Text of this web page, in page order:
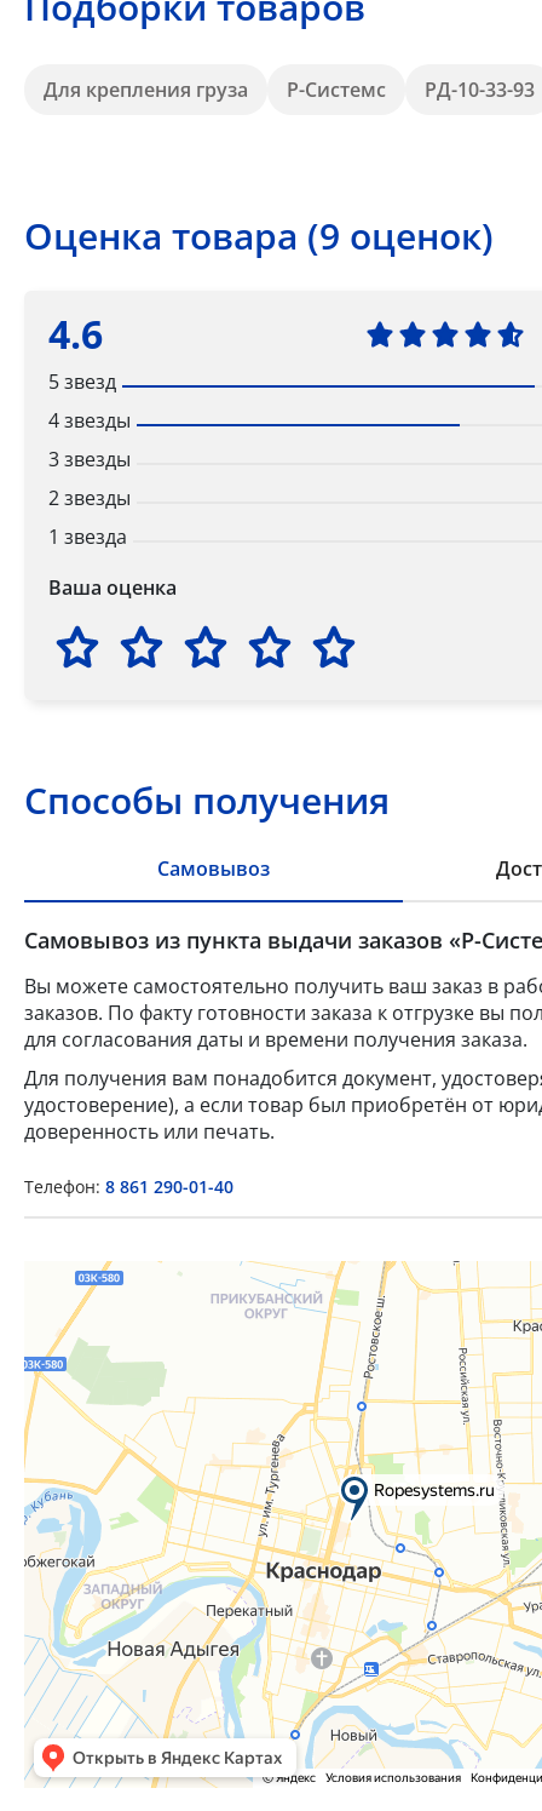
Для крепления груза Р-Системс РД-10-33-93
Оценка товара (9 оценок)
4.6
5 звезд
4 звезды
3 звезды
2 звезды
1 звезда
Ваша оценка
Способы получения
Самовывоз
Самовывоз из пункта выдачи заказов «Р-
Вы можете самостоятельно получить ваш заказ в
заказов. По факту готовности заказа к отгрузке вы
для согласования даты и времени получения заказа.
Для получения вам понадобится документ,
удостоверение), а если товар был приобретён от
доверенность или печать.
Телефон: 8 861 290-01-40